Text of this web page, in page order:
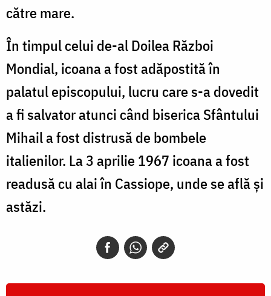
către mare.
În timpul celui de-al Doilea Război
Mondial, icoana a fost adăpostită în
palatul episcopului, lucru care s-a dovedit
a fi salvator atunci când biserica Sfântului
Mihail a fost distrusă de bombele
italienilor. La 3 aprilie 1967 icoana a fost
readusă cu alai în Cassiope, unde se află şi
astăzi.